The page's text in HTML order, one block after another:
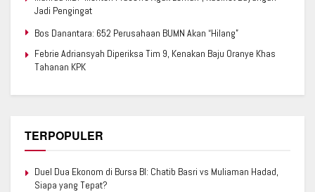
Jadi Pengingat
Bos Danantara: 652 Perusahaan BUMN Akan “Hilang”
Febrie Adriansyah Diperiksa Tim 9, Kenakan Baju Oranye Khas
Tahanan KPK
TERPOPULER
Duel Dua Ekonom di Bursa BI: Chatib Basri vs Muliaman Hadad,
Siapa yang Tepat?